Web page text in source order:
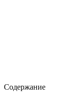
Содержание